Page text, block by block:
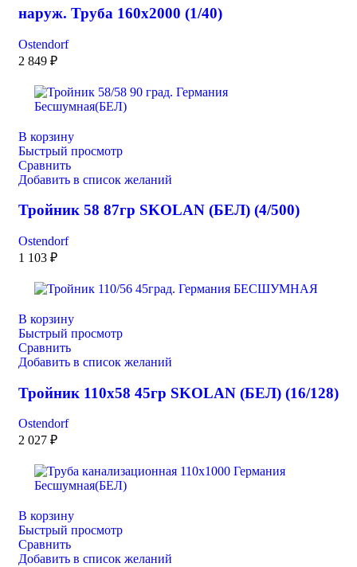
наруж. Труба 160х2000 (1/40)
Ostendorf
2 849 ₽
В корзину
Быстрый просмотр
Сравнить
Добавить в список желаний
Тройник 58 87гр SKOLAN (БЕЛ) (4/500)
Ostendorf
1 103 ₽
В корзину
Быстрый просмотр
Сравнить
Добавить в список желаний
Тройник 110х58 45гр SKOLAN (БЕЛ) (16/128)
Ostendorf
2 027 ₽
В корзину
Быстрый просмотр
Сравнить
Добавить в список желаний